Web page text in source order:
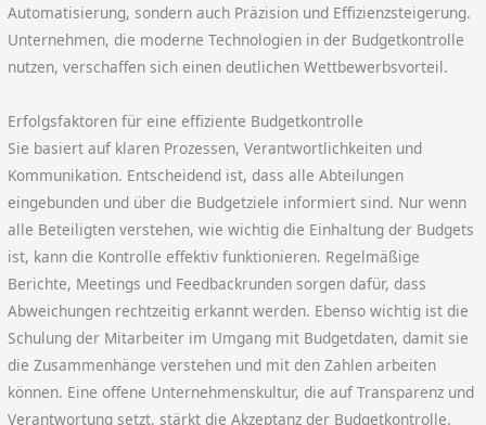
Automatisierung, sondern auch Präzision und Effizienzsteigerung.
Unternehmen, die moderne Technologien in der Budgetkontrolle
nutzen, verschaffen sich einen deutlichen Wettbewerbsvorteil.
Erfolgsfaktoren für eine effiziente Budgetkontrolle
Sie basiert auf klaren Prozessen, Verantwortlichkeiten und
Kommunikation. Entscheidend ist, dass alle Abteilungen
eingebunden und über die Budgetziele informiert sind. Nur wenn
alle Beteiligten verstehen, wie wichtig die Einhaltung der Budgets
ist, kann die Kontrolle effektiv funktionieren. Regelmäßige
Berichte, Meetings und Feedbackrunden sorgen dafür, dass
Abweichungen rechtzeitig erkannt werden. Ebenso wichtig ist die
Schulung der Mitarbeiter im Umgang mit Budgetdaten, damit sie
die Zusammenhänge verstehen und mit den Zahlen arbeiten
können. Eine offene Unternehmenskultur, die auf Transparenz und
Verantwortung setzt, stärkt die Akzeptanz der Budgetkontrolle.